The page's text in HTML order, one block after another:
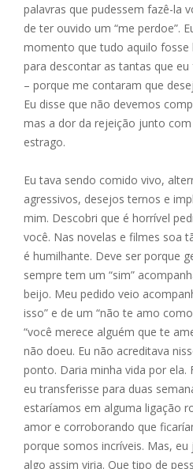
palavras que pudessem fazê-la
de ter ouvido um “me perdoe”.
momento que tudo aquilo fosse
para descontar as tantas que
– porque me contaram que
Eu disse que não devemos
mas a dor da rejeição junto
estrago.
Eu tava sendo comido vivo,
agressivos, desejos ternos e
mim. Descobri que é horrível
você. Nas novelas e filmes soa
é humilhante. Deve ser porque
sempre tem um “sim”
beijo. Meu pedido veio
isso” e de um “não te amo
“você merece alguém que te
não doeu. Eu não acreditava
ponto. Daria minha vida por ela.
eu transferisse para duas
estaríamos em alguma ligação
amor e corroborando que
porque somos incríveis. Mas,
algo assim viria. Que tipo de